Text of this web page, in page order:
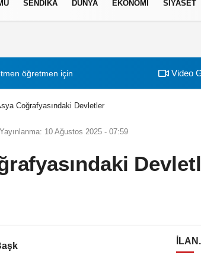
SENDİKA DÜNYA EKONOMİ SİYASET
öğretmen için karar: Ödül beklerken ceza geldi
Okullara 30 Bin
Video
Coğrafyasındaki Devletler
Yayınlanma: 10 Ağustos 2025 - 07:59